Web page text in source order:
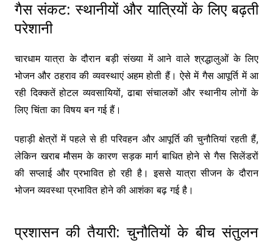
गैस संकट: स्थानीयों और यात्रियों के लिए बढ़ती
परेशानी
चारधाम यात्रा के दौरान बड़ी संख्या में आने वाले श्रद्धालुओं के लिए
भोजन और ठहराव की व्यवस्थाएं अहम होती हैं। ऐसे में गैस आपूर्ति में आ
रही दिक्कतें होटल व्यवसायियों, ढाबा संचालकों और स्थानीय लोगों के
लिए चिंता का विषय बन गई हैं।
पहाड़ी क्षेत्रों में पहले से ही परिवहन और आपूर्ति की चुनौतियां रहती हैं,
लेकिन खराब मौसम के कारण सड़क मार्ग बाधित होने से गैस सिलेंडरों
की सप्लाई और प्रभावित हो रही है। इससे यात्रा सीजन के दौरान
भोजन व्यवस्था प्रभावित होने की आशंका बढ़ गई है।
प्रशासन की तैयारी: चुनौतियों के बीच संतुलन